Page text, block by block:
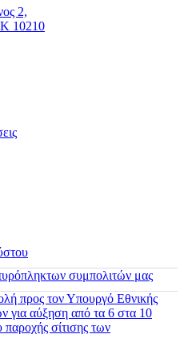
2,
10210
συμπολιτών μας
προς τον Υπουργό Εθνικής
για αύξηση από τα 6 στα 10
σίτισης των